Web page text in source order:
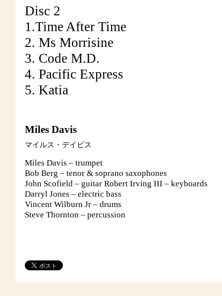
Disc 2
1.Time After Time
2. Ms Morrisine
3. Code M.D.
4. Pacific Express
5. Katia
Miles Davis
マイルス・デイビス
Miles Davis – trumpet
Bob Berg – tenor & soprano saxophones
John Scofield – guitar Robert Irving III – keyboards
Darryl Jones – electric bass
Vincent Wilburn Jr – drums
Steve Thornton – percussion